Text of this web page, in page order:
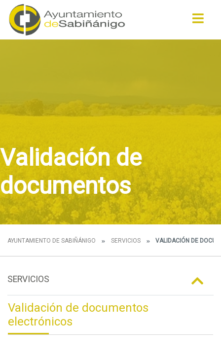
Validación de
documentos
AYUNTAMIENTO DE SABIÑÁNIGO SERVICIOS VALIDACIÓN DE
SERVICIOS
Validación de documentos
electrónicos